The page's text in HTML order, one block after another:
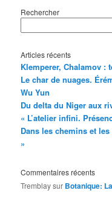
Rechercher
Articles récents
Klemperer, Chalamov :
Le char de nuages.
Wu Yun
Du delta du Niger aux
« L’atelier infini.
Dans les chemins et
»
Commentaires récents
Tremblaysur Botanique: